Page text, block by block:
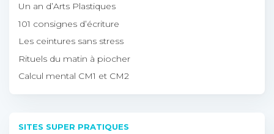
Un an d’Arts Plastiques
101 consignes d’écriture
Les ceintures sans stress
Rituels du matin à piocher
Calcul mental CM1 et CM2
SITES SUPER PRATIQUES